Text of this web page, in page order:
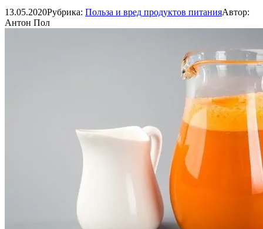
13.05.2020Рубрика: Польза и вред продуктов питанияАвтор:
Антон Пол